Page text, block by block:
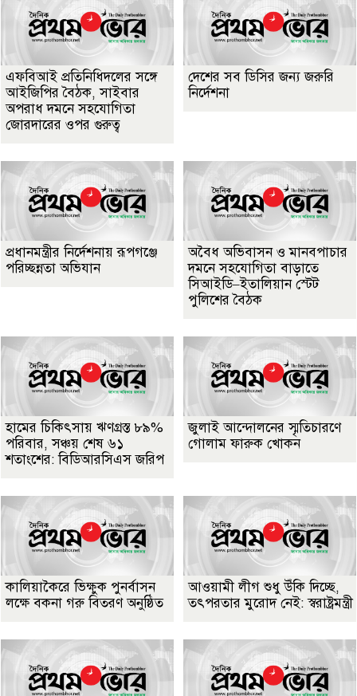
এফবিআই প্রতিনিধিদলের সঙ্গে
আইজিপির বৈঠক, সাইবার
অপরাধ দমনে সহযোগিতা
জোরদারের ওপর গুরুত্ব
দেশের সব ডিসির জন্য জরুরি
নির্দেশনা
প্রধানমন্ত্রীর নির্দেশনায় রূপগঞ্জে
পরিচ্ছন্নতা অভিযান
অবৈধ অভিবাসন ও মানবপাচার
দমনে সহযোগিতা বাড়াতে
সিআইডি–ইতালিয়ান স্টেট
পুলিশের বৈঠক
হামের চিকিৎসায় ঋণগ্রস্ত ৮৯%
পরিবার, সঞ্চয় শেষ ৬১
শতাংশের: বিডিআরসিএস জরিপ
জুলাই আন্দোলনের স্মৃতিচারণে
গোলাম ফারুক খোকন
কালিয়াকৈরে ভিক্ষুক পুনর্বাসন
লক্ষে বকনা গরু বিতরণ অনুষ্ঠিত
আওয়ামী লীগ শুধু উঁকি দিচ্ছে,
তৎপরতার মুরোদ নেই: স্বরাষ্ট্রমন্ত্রী